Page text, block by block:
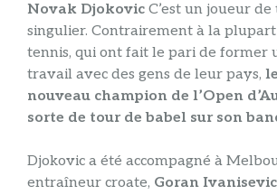
Novak Djokovic C’est un joueur de
singulier. Contrairement à la
tennis, qui ont fait le pari de former
travail avec des gens de leur pays,
nouveau champion de l’Open
sorte de tour de babel sur son
Djokovic a été accompagné à
entraîneur croate, Goran Ivanisevic